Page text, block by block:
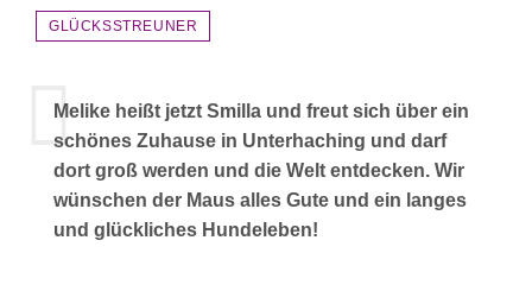
GLÜCKSSTREUNER
Melike heißt jetzt Smilla und freut sich über ein
schönes Zuhause in Unterhaching und darf
dort groß werden und die Welt entdecken. Wir
wünschen der Maus alles Gute und ein langes
und glückliches Hundeleben!